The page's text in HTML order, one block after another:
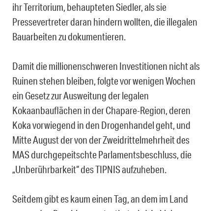
ihr Territorium, behaupteten Siedler, als sie
Pressevertreter daran hindern wollten, die illegalen
Bauarbeiten zu dokumentieren.
Damit die millionenschweren Investitionen nicht als
Ruinen stehen bleiben, folgte vor wenigen Wochen
ein Gesetz zur Ausweitung der legalen
Kokaanbauflächen in der Chapare-Region, deren
Koka vorwiegend in den Drogenhandel geht, und
Mitte August der von der Zweidrittelmehrheit des
MAS durchgepeitschte Parlamentsbeschluss, die
„Unberührbarkeit“ des TIPNIS aufzuheben.
Seitdem gibt es kaum einen Tag, an dem im Land